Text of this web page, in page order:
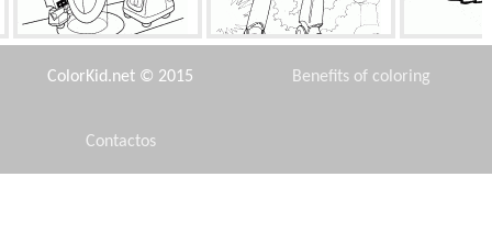
EVE y robots inteligentes Gruñido Galáctica Arce
ColorKid.net © 2015 Benefits of coloring
Contactos